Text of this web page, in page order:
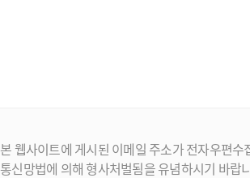
본 웹사이트에 게시된 이메일 주소가 전자우편
통신망법에 의해 형사처벌됨을 유념하시기 바랍